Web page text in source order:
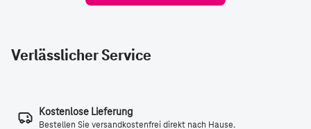
Verlässlicher Service
Kostenlose Lieferung
Bestellen Sie versandkostenfrei direkt nach Hause.